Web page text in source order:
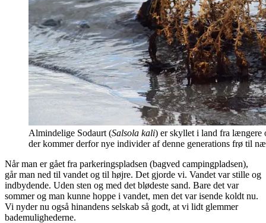
Almindelige Sodaurt (Salsola kali) er skyllet i land fra længere
der kommer derfor nye individer af denne generations frø til
Når man er gået fra parkeringspladsen (bagved campingpladsen),
går man ned til vandet og til højre. Det gjorde vi. Vandet var stille og
indbydende. Uden sten og med det blødeste sand. Bare det var
sommer og man kunne hoppe i vandet, men det var isende koldt nu.
Vi nyder nu også hinandens selskab så godt, at vi lidt glemmer
bademulighederne.